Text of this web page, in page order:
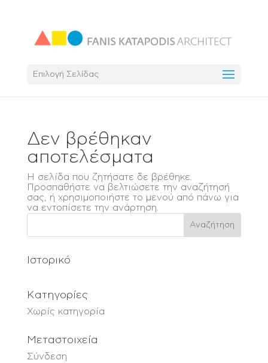
Επιλογή Σελίδας
Δεν βρέθηκαν
αποτελέσματα
Η σελίδα που ζητήσατε δε βρέθηκε.
Προσπαθήστε να βελτιώσετε την αναζήτησή
σας, ή χρησιμοποιήστε το μενού από πάνω για
να εντοπίσετε την ανάρτηση.
Ιστορικό
Kατηγορίες
Χωρίς κατηγορία
Μεταστοιχεία
Σύνδεση